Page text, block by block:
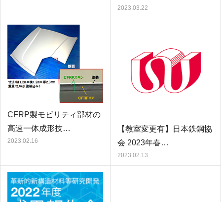
2023.03.22
CFRP製モビリティ部材の
高速一体成形技…
2023.02.16
【教室変更有】日本鉄鋼協
会 2023年春…
2023.02.13